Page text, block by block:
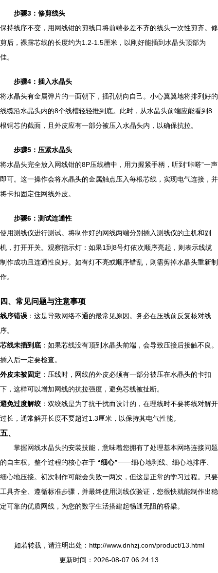
步骤3：修剪线头
保持线序不变，用网线钳的剪线口将前端参差不齐的线头一次性剪齐。修
剪后，裸露芯线的长度约为1.2-1.5厘米，以刚好能插到水晶头顶部为
佳。
步骤4：插入水晶头
将水晶头有金属弹片的一面朝下，插孔朝向自己。小心翼翼地将排列好的
线缆沿水晶头内的8个线槽轻轻推到底。此时，从水晶头前端应能看到8
根铜芯的截面，且外皮应有一部分被压入水晶头内，以确保抗拉。
步骤5：压紧水晶头
将水晶头完全放入网线钳的8P压线槽中，用力握紧手柄，听到“咔嗒”一声
即可。这一操作会将水晶头的金属触点压入每根芯线，实现电气连接，并
将卡扣固定住网线外皮。
步骤6：测试连通性
使用测线仪进行测试。将制作好的网线两端分别插入测线仪的主机和副
机，打开开关。观察指示灯：如果1到8号灯依次顺序亮起，则表示线缆
制作成功且连通性良好。如有灯不亮或顺序错乱，则需剪掉水晶头重新制
作。
四、常见问题与注意事项
线序错误 ：这是导致网络不通的最常见原因。务必在压线前反复核对线
序。
芯线未插到底 ：如果芯线没有顶到水晶头前端，会导致压接后接触不良。
插入后一定要检查。
外皮未被固定 ：压线时，网线的外皮必须有一部分被压在水晶头的卡扣
下，这样可以增加网线的抗拉强度，避免芯线被扯断。
避免过度解绞 ：双绞线是为了抗干扰而设计的，在理线时不要将线对解开
过长，通常解开长度不要超过1.3厘米，以保持其电气性能。
五、
掌握网线水晶头的安装技能，意味着您拥有了处理基本网络连接问题
的自主权。整个过程的核心在于 “细心”——细心地剥线、细心地排序、
细心地压接。初次制作可能会失败一两次，但这是正常的学习过程。只要
工具齐全、遵循标准步骤，并最终使用测线仪验证，您很快就能制作出稳
定可靠的优质网线，为您的数字生活搭建起畅通无阻的桥梁。
如若转载，请注明出处：http://www.dnhzj.com/product/13.html
更新时间：2026-08-07 06:24:13